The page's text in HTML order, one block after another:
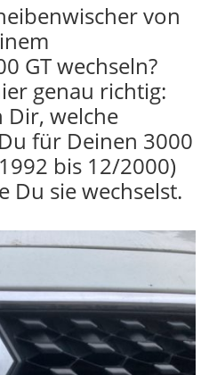
von
GT wechseln?
genau richtig:
Dir, welche
für Deinen 3000
bis 12/2000)
Du sie wechselst.